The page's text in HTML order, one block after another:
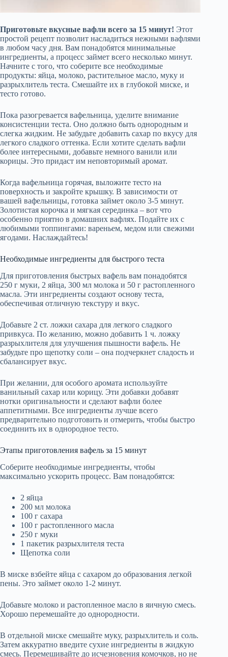
Приготовьте вкусные вафли всего за 15 минут! Этот
простой рецепт позволит насладиться нежными вафлями
в любом часу дня. Вам понадобятся минимальные
ингредиенты, а процесс займет всего несколько минут.
Начните с того, что соберите все необходимые
продукты: яйца, молоко, растительное масло, муку и
разрыхлитель теста. Смешайте их в глубокой миске, и
тесто готово.
Пока разогревается вафельница, уделите внимание
консистенции теста. Оно должно быть однородным и
слегка жидким. Не забудьте добавить сахар по вкусу для
легкого сладкого оттенка. Если хотите сделать вафли
более интересными, добавьте немного ванили или
корицы. Это придаст им неповторимый аромат.
Когда вафельница горячая, выложите тесто на
поверхность и закройте крышку. В зависимости от
вашей вафельницы, готовка займет около 3-5 минут.
Золотистая корочка и мягкая серединка – вот что
особенно приятно в домашних вафлях. Подайте их с
любимыми топпингами: вареньем, медом или свежими
ягодами. Наслаждайтесь!
Необходимые ингредиенты для быстрого теста
Для приготовления быстрых вафель вам понадобятся
250 г муки, 2 яйца, 300 мл молока и 50 г растопленного
масла. Эти ингредиенты создают основу теста,
обеспечивая отличную текстуру и вкус.
Добавьте 2 ст. ложки сахара для легкого сладкого
привкуса. По желанию, можно добавить 1 ч. ложку
разрыхлителя для улучшения пышности вафель. Не
забудьте про щепотку соли – она подчеркнет сладость и
сбалансирует вкус.
При желании, для особого аромата используйте
ванильный сахар или корицу. Эти добавки добавят
нотки оригинальности и сделают вафли более
аппетитными. Все ингредиенты лучше всего
предварительно подготовить и отмерить, чтобы быстро
соединить их в однородное тесто.
Этапы приготовления вафель за 15 минут
Соберите необходимые ингредиенты, чтобы
максимально ускорить процесс. Вам понадобятся:
2 яйца
200 мл молока
100 г сахара
100 г растопленного масла
250 г муки
1 пакетик разрыхлителя теста
Щепотка соли
В миске взбейте яйца с сахаром до образования легкой
пены. Это займет около 1-2 минут.
Добавьте молоко и растопленное масло в яичную смесь.
Хорошо перемешайте до однородности.
В отдельной миске смешайте муку, разрыхлитель и соль.
Затем аккуратно введите сухие ингредиенты в жидкую
смесь. Перемешивайте до исчезновения комочков, но не